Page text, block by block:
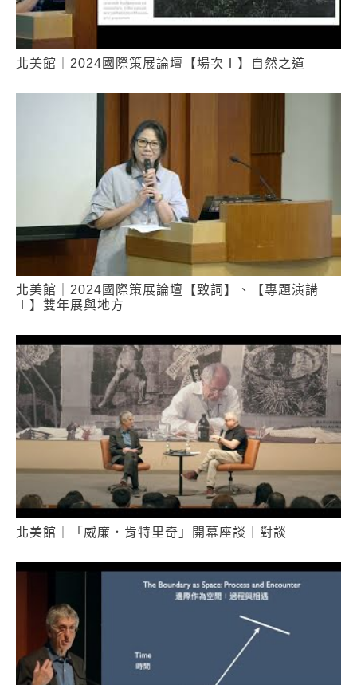
北美館｜2024國際策展論壇【場次Ⅰ】自然之道
北美館｜2024國際策展論壇【致詞】、【專題演講
Ⅰ】雙年展與地方
北美館｜「威廉．肯特里奇」開幕座談｜對談